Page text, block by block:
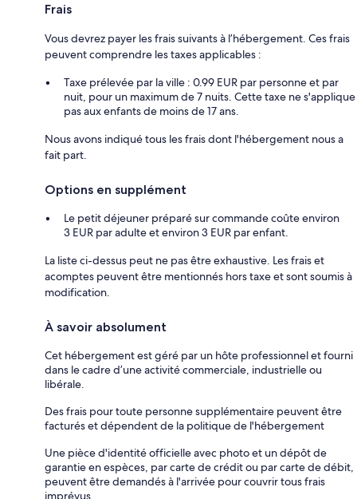
Frais
Vous devrez payer les frais suivants à l’hébergement. Ces frais
peuvent comprendre les taxes applicables :
Taxe prélevée par la ville : 0.99 EUR par personne et par
nuit, pour un maximum de 7 nuits. Cette taxe ne s'applique
pas aux enfants de moins de 17 ans.
Nous avons indiqué tous les frais dont l'hébergement nous a
fait part.
Options en supplément
Le petit déjeuner préparé sur commande coûte environ
3 EUR par adulte et environ 3 EUR par enfant.
La liste ci-dessus peut ne pas être exhaustive. Les frais et
acomptes peuvent être mentionnés hors taxe et sont soumis à
modification.
À savoir absolument
Cet hébergement est géré par un hôte professionnel et fourni
dans le cadre d’une activité commerciale, industrielle ou
libérale.
Des frais pour toute personne supplémentaire peuvent être
facturés et dépendent de la politique de l'hébergement
Une pièce d'identité officielle avec photo et un dépôt de
garantie en espèces, par carte de crédit ou par carte de débit,
peuvent être demandés à l'arrivée pour couvrir tous frais
imprévus